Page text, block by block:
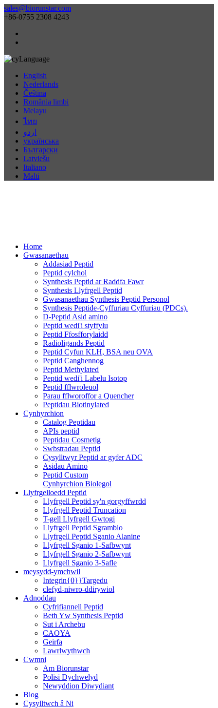
sales@biorunstar.com
+86-0755 2308 4243
Language
English
Nederlands
Čeština
România limbi
Melayu
ไทย
اردو
українська
Български
Latviešu
Italiano
Malti
Home
Gwasanaethau
Addasiad Peptid
Peptid cylchol
Synthesis Peptid ar Raddfa Fawr
Synthesis Llyfrgell Peptid
Gwasanaethau Synthesis Peptid Personol
Synthesis Peptide-Cyffuriau Cyffuriau (PDCs).
D-Peptid Asid amino
Peptid wedi'i styffylu
Peptid Ffosfforylaidd
Radioligands Peptid
Peptid Cyfun KLH, BSA neu OVA
Peptid Canghennog
Peptid Methylated
Peptid wedi'i Labelu Isotop
Peptid fflwroleuol
Parau fflworoffor a Quencher
Peptidau Biotinylated
Cynhyrchion
Catalog Peptidau
APIs peptid
Peptidau Cosmetig
Swbstradau Peptid
Cysylltwyr Peptid ar gyfer ADC
Asidau Amino
Peptid Custom
Cynhyrchion Biolegol
Llyfrgelloedd Peptid
Llyfrgell Peptid sy'n gorgyffwrdd
Llyfrgell Peptid Truncation
T-gell Llyfrgell Gwtogi
Llyfrgell Peptid Sgramblo
Llyfrgell Peptid Sganio Alanine
Llyfrgell Sganio 1-Safbwynt
Llyfrgell Sganio 2-Safbwynt
Llyfrgell Sganio 3-Safle
meysydd-ymchwil
Integrin{0}}Targedu
clefyd-niwro-ddirywiol
Adnoddau
Cyfrifiannell Peptid
Beth Yw Synthesis Peptid
Sut i Archebu
CAOYA
Geirfa
Lawrlwythwch
Cwmni
Am Biorunstar
Polisi Dychwelyd
Newyddion Diwydiant
Blog
Cysylltwch â Ni